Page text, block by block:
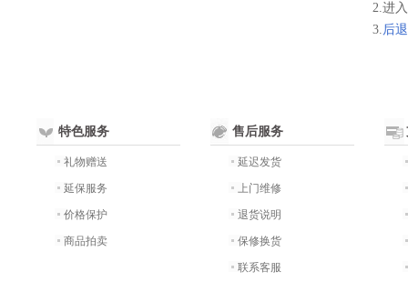
2.进
3.后退
特色服务
礼物赠送
延保服务
价格保护
商品拍卖
售后服务
延迟发货
上门维修
退货说明
保修换货
联系客服